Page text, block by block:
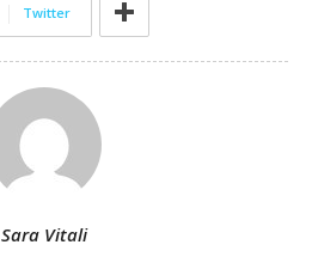
Twitter
Sara Vitali